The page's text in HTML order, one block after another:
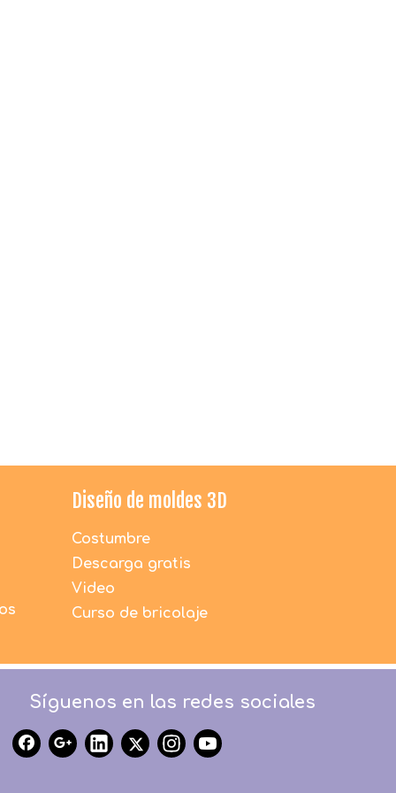
Diseño de moldes 3D
Costumbre
Descarga gratis
Video
Curso de bricolaje
Síguenos en las redes sociales